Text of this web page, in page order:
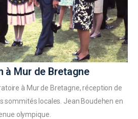
à Mur de Bretagne
à Mur de Bretagne, réception de
sommités locales. Jean Boudehen en
olympique.